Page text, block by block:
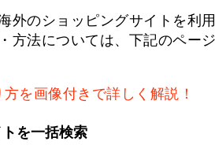
外のショッピングサイトを利
方法については、下記のペー
を画像付きで詳しく解説！
を一括検索